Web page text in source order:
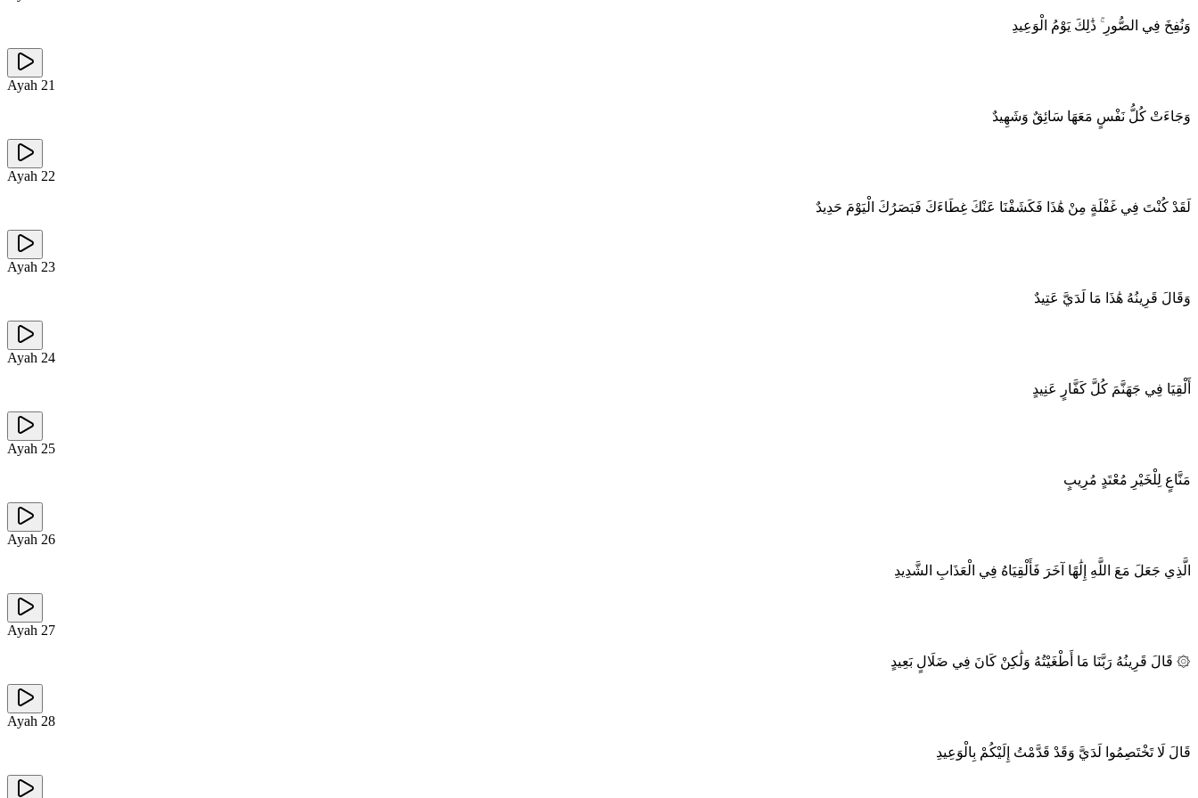
وَنُفِخَ فِي الصُّورِ ۚ ذَٰلِكَ يَوْمُ الْوَعِيدِ
Ayah 21
وَجَاءَتْ كُلُّ نَفْسٍ مَعَهَا سَائِقٌ وَشَهِيدٌ
Ayah 22
لَقَدْ كُنْتَ فِي غَفْلَةٍ مِنْ هَٰذَا فَكَشَفْنَا عَنْكَ غِطَاءَكَ فَبَصَرُكَ الْيَوْمَ حَدِيدٌ
Ayah 23
وَقَالَ قَرِينُهُ هَٰذَا مَا لَدَيَّ عَتِيدٌ
Ayah 24
أَلْقِيَا فِي جَهَنَّمَ كُلَّ كَفَّارٍ عَنِيدٍ
Ayah 25
مَنَّاعٍ لِلْخَيْرِ مُعْتَدٍ مُرِيبٍ
Ayah 26
الَّذِي جَعَلَ مَعَ اللَّهِ إِلَٰهًا آخَرَ فَأَلْقِيَاهُ فِي الْعَذَابِ الشَّدِيدِ
Ayah 27
۞ قَالَ قَرِينُهُ رَبَّنَا مَا أَطْغَيْتُهُ وَلَٰكِنْ كَانَ فِي ضَلَالٍ بَعِيدٍ
Ayah 28
قَالَ لَا تَخْتَصِمُوا لَدَيَّ وَقَدْ قَدَّمْتُ إِلَيْكُمْ بِالْوَعِيدِ